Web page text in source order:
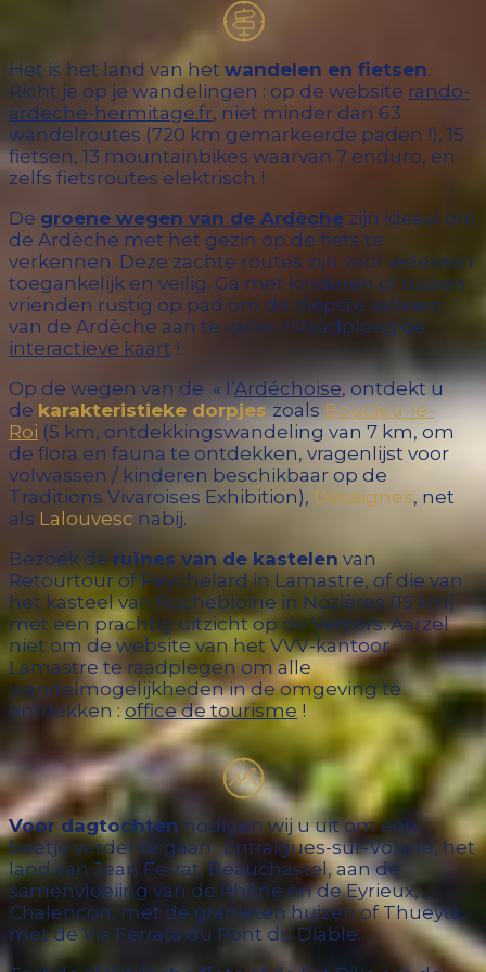
Het is het land van het wandelen en fietsen.
Richt je op je wandelingen : op de website rando-
ardeche-hermitage.fr, niet minder dan 63
wandelroutes (720 km gemarkeerde paden !), 15
fietsen, 13 mountainbikes waarvan 7 enduro, en
zelfs fietsroutes elektrisch !
De groene wegen van de Ardèche zijn ideaal om
de Ardèche met het gezin op de fiets te
verkennen. Deze zachte routes zijn voor iedereen
toegankelijk en veilig. Ga met kinderen of tussen
vrienden rustig op pad om de diepste valleien
van de Ardèche aan te vallen ! Raadpleeg de
interactieve kaart !
Op de wegen van de « l’Ardéchoise, ontdekt u
de karakteristieke dorpjes zoalsBoucieu-le-
Roi (5 km, ontdekkingswandeling van 7 km, om
de flora en fauna te ontdekken, vragenlijst voor
volwassen / kinderen beschikbaar op de
Traditions Vivaroises Exhibition), Désaignes, net
als Lalouvesc nabij.
Bezoek de ruïnes van de kastelen van
Retourtour of Peychelard in Lamastre, of die van
het kasteel van Rochebloine in Nozières (15 km)
met een prachtig uitzicht op de Vercors. Aarzel
niet om de website van het VVV-kantoor
Lamastre te raadplegen om alle
wandelmogelijkheden in de omgeving te
ontdekken : office de tourisme !
Voor dagtochten nodigen wij u uit om een ​​
beetje verder te gaan : Entraigues-sur-Volane, het
land van Jean Ferrat, Beauchastel, aan de
samenvloeiing van de Rhône en de Eyrieux,
Chalencon, met de granieten huizen of Thueyts,
met de Via Ferrata du Pont du Diable.